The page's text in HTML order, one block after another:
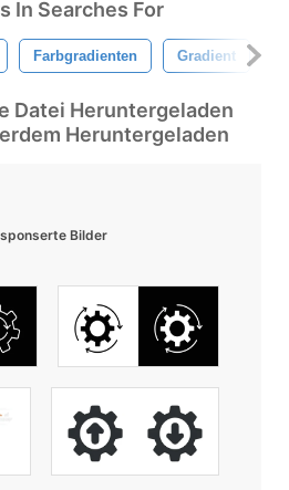
In Searches For
Farbgradienten Gradient
Datei Heruntergeladen
Heruntergeladen
Bilder